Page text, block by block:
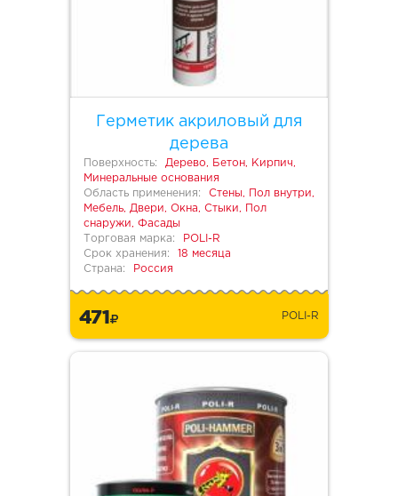
Герметик акриловый для
дерева
Поверхность:
Дерево, Бетон, Кирпич,
Минеральные основания
Область применения:
Стены, Пол внутри,
Мебель, Двери, Окна, Стыки, Пол
снаружи, Фасады
Торговая марка:
POLI-R
Срок хранения:
18 месяца
Страна:
Россия
471 POLI-R